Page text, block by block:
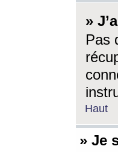
»
Pas
Haut
» Je